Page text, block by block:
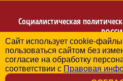
Социалистическая
Региональное отделение
автономном
© 2006-
Политика в отношении
Сайт использует cookie-
пользоваться сайтом без
согласие на обработку
соответствии с Правовая